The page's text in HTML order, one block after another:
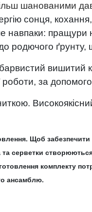
шанованими
сонця, кохання,
пращури
до родючого
вишитий
за
Щоб забезпечити
серветки
комплекту
ансамблю.